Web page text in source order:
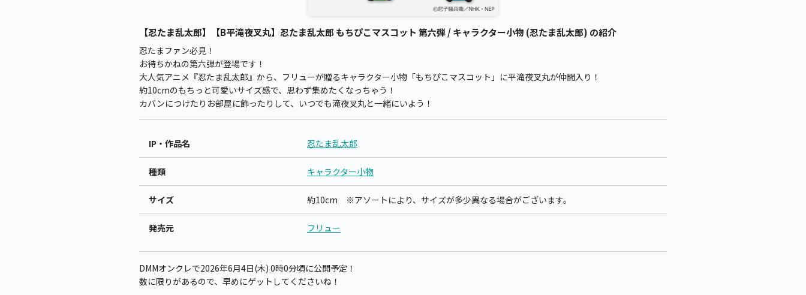
【忍たま乱太郎】【B平滝夜叉丸】忍たま乱太郎 もちぴこマスコット 第六弾 / キャラクター小物 (忍たま乱太郎) の紹介
忍たまファン必見！
お待ちかねの第六弾が登場です！
大人気アニメ『忍たま乱太郎』から、フリューが贈るキャラクター小物「もちぴこマスコット」に平滝夜叉丸が仲間入り！
約10cmのもちっと可愛いサイズ感で、思わず集めたくなっちゃう！
カバンにつけたりお部屋に飾ったりして、いつでも滝夜叉丸と一緒にいよう！
IP・作品名 忍たま乱太郎
種類 キャラクター小物
サイズ 約10cm ※アソートにより、サイズが多少異なる場合がございます。
発売元 フリュー
DMMオンクレで2026年6月4日(木) 0時0分頃に公開予定！
数に限りがあるので、早めにゲットしてくださいね！